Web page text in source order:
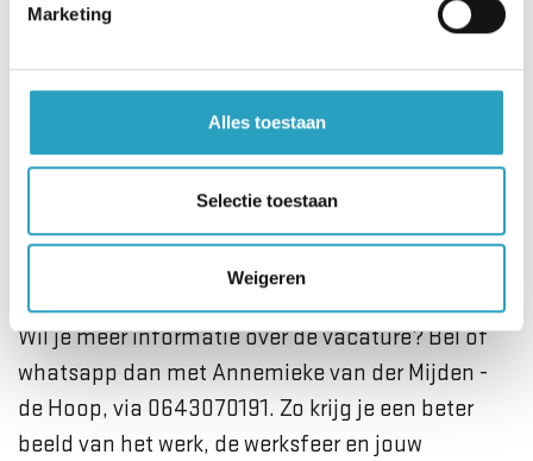
Marketing
Alles toestaan
Selectie toestaan
Weigeren
Werken als Verpleegkundige
hospice Demeter bij
AxionContinu
Zet jouw talenten in als Verpleegkundige
palliatieve zorg oproep op de plek waar het er
écht toe doet: versterk AxionContinu in De Bilt.
Solliciteer direct online!
Wil je meer informatie over de vacature? Bel of
whatsapp dan met Annemieke van der Mijden -
de Hoop, via 0643070191. Zo krijg je een beter
beeld van het werk, de werksfeer en jouw